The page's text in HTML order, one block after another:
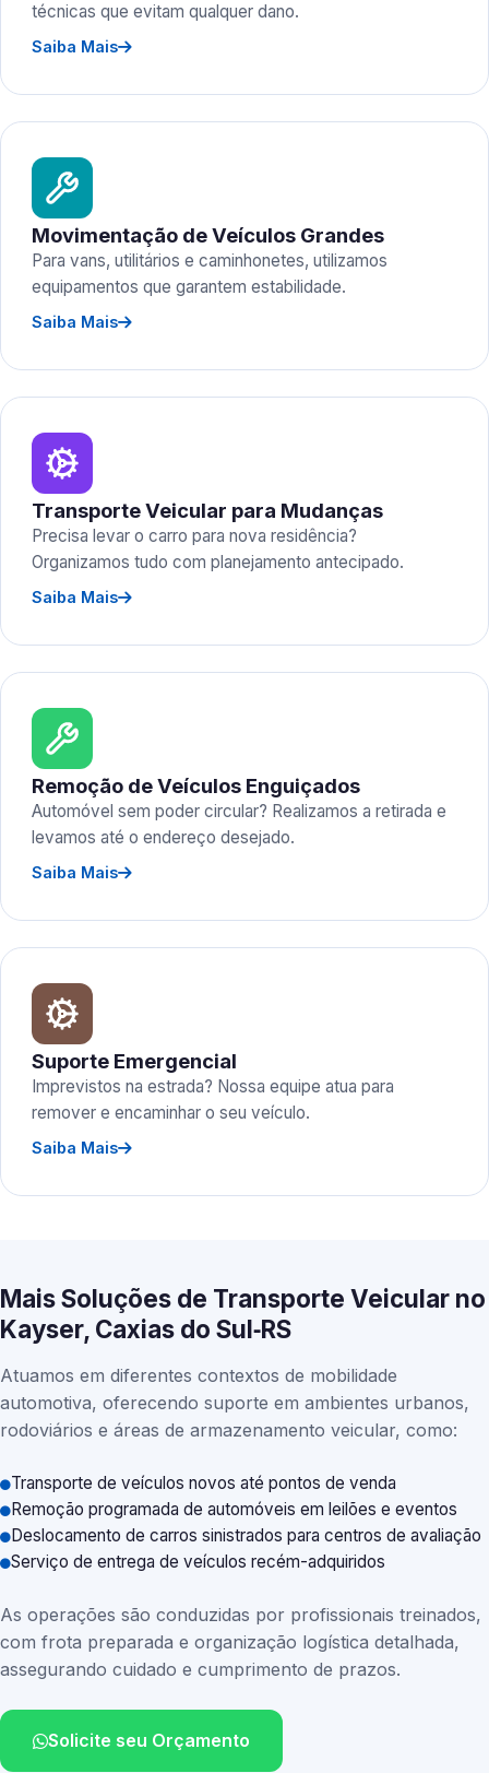
técnicas que evitam qualquer dano.
Saiba Mais
Movimentação de Veículos Grandes
Para vans, utilitários e caminhonetes, utilizamos
equipamentos que garantem estabilidade.
Saiba Mais
Transporte Veicular para Mudanças
Precisa levar o carro para nova residência?
Organizamos tudo com planejamento antecipado.
Saiba Mais
Remoção de Veículos Enguiçados
Automóvel sem poder circular? Realizamos a retirada e
levamos até o endereço desejado.
Saiba Mais
Suporte Emergencial
Imprevistos na estrada? Nossa equipe atua para
remover e encaminhar o seu veículo.
Saiba Mais
Mais Soluções de Transporte Veicular no
Kayser, Caxias do Sul‑RS
Atuamos em diferentes contextos de mobilidade
automotiva, oferecendo suporte em ambientes urbanos,
rodoviários e áreas de armazenamento veicular, como:
Transporte de veículos novos até pontos de venda
Remoção programada de automóveis em leilões e eventos
Deslocamento de carros sinistrados para centros de avaliação
Serviço de entrega de veículos recém-adquiridos
As operações são conduzidas por profissionais treinados,
com frota preparada e organização logística detalhada,
assegurando cuidado e cumprimento de prazos.
Solicite seu Orçamento